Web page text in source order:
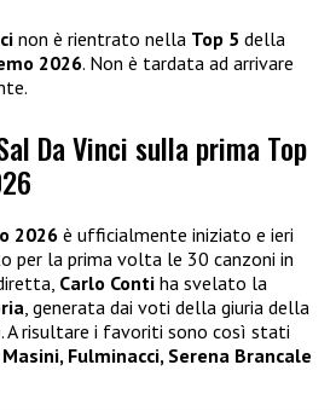
non è rientrato nella Top 5 della
2026. Non è tardata ad arrivare
Da Vinci sulla prima Top
2026 è ufficialmente iniziato e ieri
per la prima volta le 30 canzoni in
Carlo Conti ha svelato la
, generata dai voti della giuria della
A risultare i favoriti sono così stati
Fulminacci, Serena Brancale